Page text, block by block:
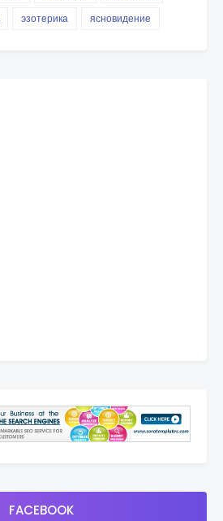
эзотерика ясновидение
FACEBOOK